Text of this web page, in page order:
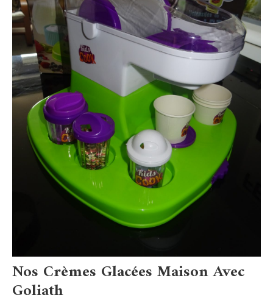
Nos Crèmes Glacées Maison Avec
Goliath